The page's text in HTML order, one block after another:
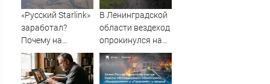
«Русский Starlink»
заработал?
Почему на
Украине кратно
увеличилась
точность
В Ленинградской
области вездеход
опрокинулся на
дороге, пассажир
погиб